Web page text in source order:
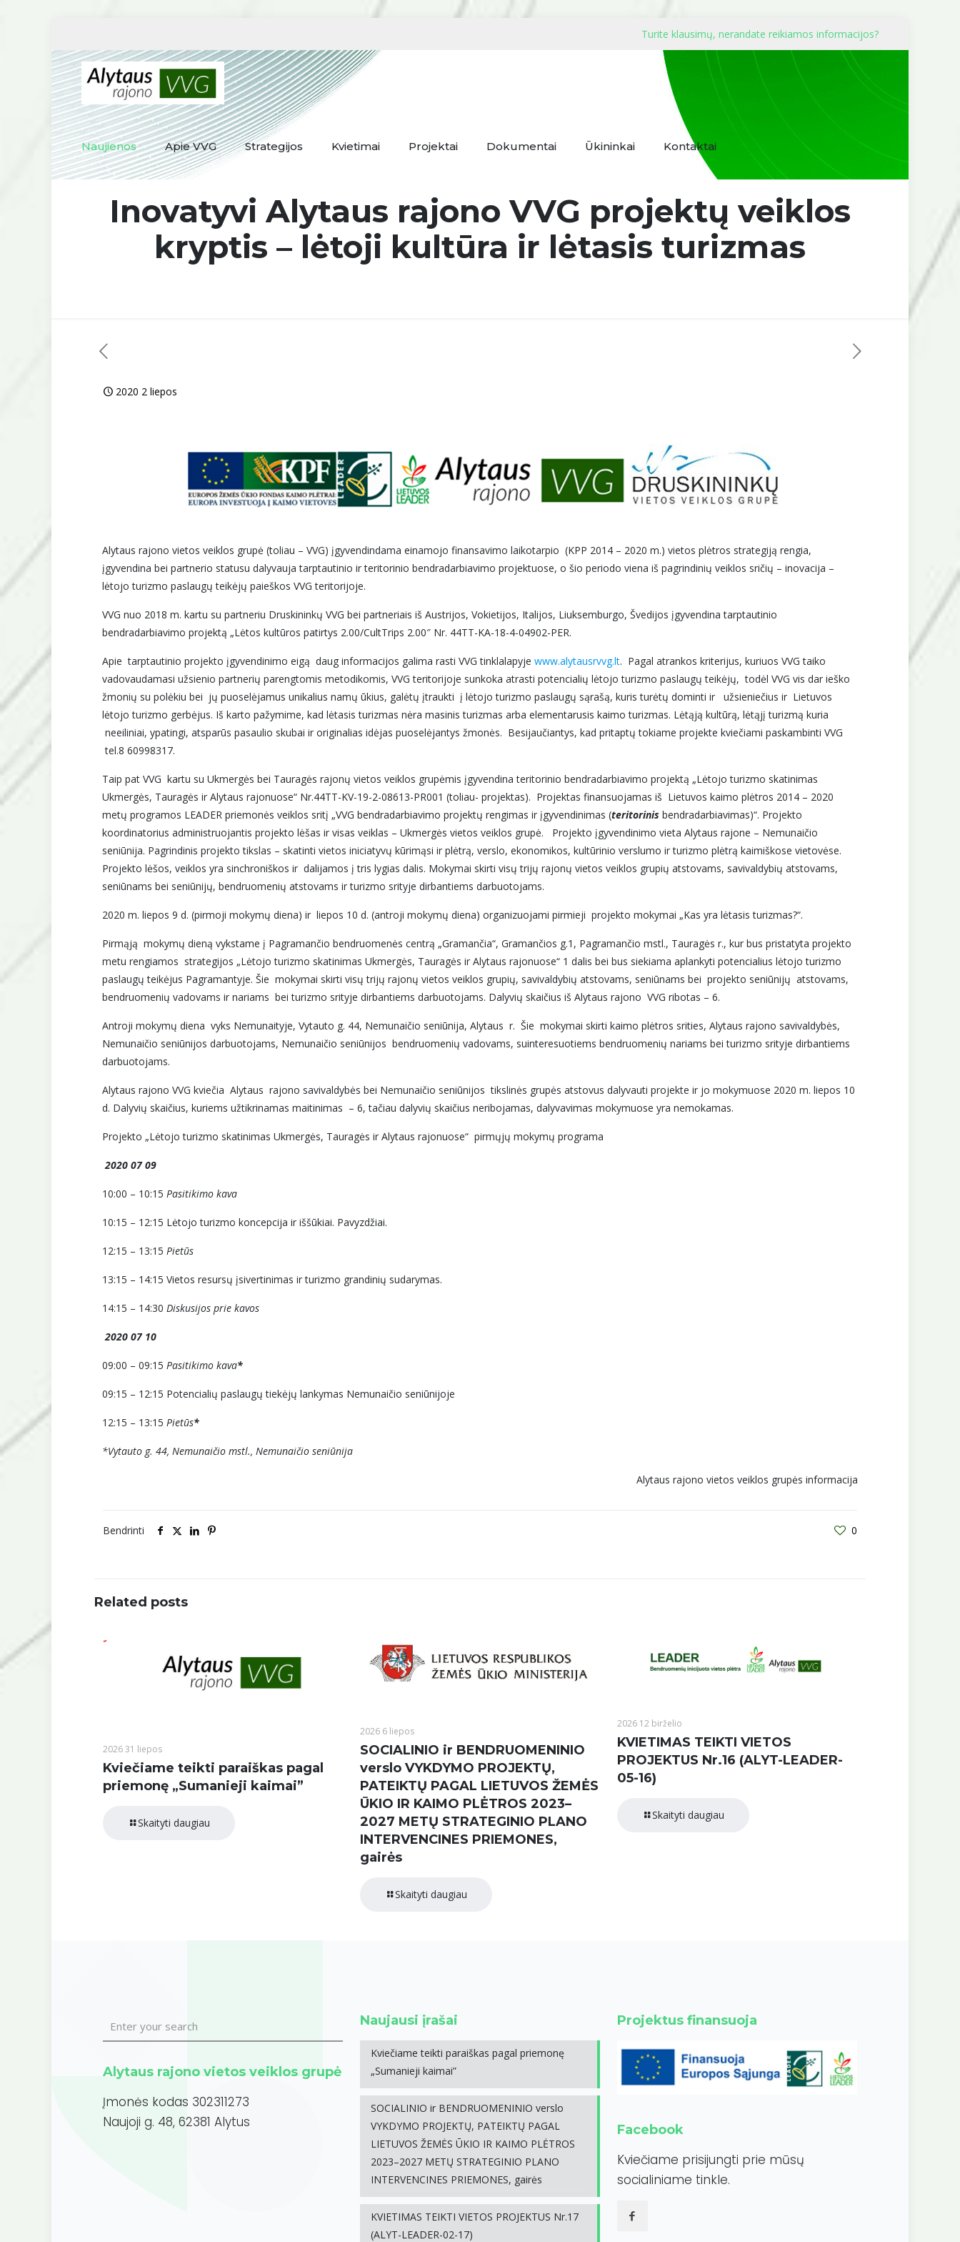
Turite klausimų, nerandate reikiamos informacijos?
Naujienos Apie VVG Strategijos Kvietimai Projektai Dokumentai Ūkininkai Kontaktai
Inovatyvi Alytaus rajono VVG projektų veiklos
kryptis – lėtoji kultūra ir lėtasis turizmas
2020 2 liepos
Alytaus rajono vietos veiklos grupė (toliau – VVG) įgyvendindama einamojo finansavimo laikotarpio (KPP 2014 – 2020 m.) vietos plėtros strategiją rengia,
įgyvendina bei partnerio statusu dalyvauja tarptautinio ir teritorinio bendradarbiavimo projektuose, o šio periodo viena iš pagrindinių veiklos sričių – inovacija –
lėtojo turizmo paslaugų teikėjų paieškos VVG teritorijoje.
VVG nuo 2018 m. kartu su partneriu Druskininkų VVG bei partneriais iš Austrijos, Vokietijos, Italijos, Liuksemburgo, Švedijos įgyvendina tarptautinio
bendradarbiavimo projektą „Lėtos kultūros patirtys 2.00/CultTrips 2.00″ Nr. 44TT-KA-18-4-04902-PER.
Apie tarptautinio projekto įgyvendinimo eigą daug informacijos galima rasti VVG tinklalapyje www.alytausrvvg.lt. Pagal atrankos kriterijus, kuriuos VVG taiko
vadovaudamasi užsienio partnerių parengtomis metodikomis, VVG teritorijoje sunkoka atrasti potencialių lėtojo turizmo paslaugų teikėjų, todėl VVG vis dar ieško
žmonių su polėkiu bei jų puoselėjamus unikalius namų ūkius, galėtų įtraukti į lėtojo turizmo paslaugų sąrašą, kuris turėtų dominti ir užsieniečius ir Lietuvos
lėtojo turizmo gerbėjus. Iš karto pažymime, kad lėtasis turizmas nėra masinis turizmas arba elementarusis kaimo turizmas. Lėtąją kultūrą, lėtąjį turizmą kuria
neeiliniai, ypatingi, atsparūs pasaulio skubai ir originalias idėjas puoselėjantys žmonės. Besijaučiantys, kad pritaptų tokiame projekte kviečiami paskambinti VVG
tel.8 60998317.
Taip pat VVG kartu su Ukmergės bei Tauragės rajonų vietos veiklos grupėmis įgyvendina teritorinio bendradarbiavimo projektą „Lėtojo turizmo skatinimas
Ukmergės, Tauragės ir Alytaus rajonuose“ Nr.44TT-KV-19-2-08613-PR001 (toliau- projektas). Projektas finansuojamas iš Lietuvos kaimo plėtros 2014 – 2020
metų programos LEADER priemonės veiklos sritį „VVG bendradarbiavimo projektų rengimas ir įgyvendinimas (teritorinis bendradarbiavimas)“. Projekto
koordinatorius administruojantis projekto lėšas ir visas veiklas – Ukmergės vietos veiklos grupė. Projekto įgyvendinimo vieta Alytaus rajone – Nemunaičio
seniūnija. Pagrindinis projekto tikslas – skatinti vietos iniciatyvų kūrimąsi ir plėtrą, verslo, ekonomikos, kultūrinio verslumo ir turizmo plėtrą kaimiškose vietovėse.
Projekto lėšos, veiklos yra sinchroniškos ir dalijamos į tris lygias dalis. Mokymai skirti visų trijų rajonų vietos veiklos grupių atstovams, savivaldybių atstovams,
seniūnams bei seniūnijų, bendruomenių atstovams ir turizmo srityje dirbantiems darbuotojams.
2020 m. liepos 9 d. (pirmoji mokymų diena) ir liepos 10 d. (antroji mokymų diena) organizuojami pirmieji projekto mokymai „Kas yra lėtasis turizmas?“.
Pirmąją mokymų dieną vykstame į Pagramančio bendruomenės centrą „Gramančia“, Gramančios g.1, Pagramančio mstl., Tauragės r., kur bus pristatyta projekto
metu rengiamos strategijos „Lėtojo turizmo skatinimas Ukmergės, Tauragės ir Alytaus rajonuose“ 1 dalis bei bus siekiama aplankyti potencialius lėtojo turizmo
paslaugų teikėjus Pagramantyje. Šie mokymai skirti visų trijų rajonų vietos veiklos grupių, savivaldybių atstovams, seniūnams bei projekto seniūnijų atstovams,
bendruomenių vadovams ir nariams bei turizmo srityje dirbantiems darbuotojams. Dalyvių skaičius iš Alytaus rajono VVG ribotas – 6.
Antroji mokymų diena vyks Nemunaityje, Vytauto g. 44, Nemunaičio seniūnija, Alytaus r. Šie mokymai skirti kaimo plėtros srities, Alytaus rajono savivaldybės,
Nemunaičio seniūnijos darbuotojams, Nemunaičio seniūnijos bendruomenių vadovams, suinteresuotiems bendruomenių nariams bei turizmo srityje dirbantiems
darbuotojams.
Alytaus rajono VVG kviečia Alytaus rajono savivaldybės bei Nemunaičio seniūnijos tikslinės grupės atstovus dalyvauti projekte ir jo mokymuose 2020 m. liepos 10
d. Dalyvių skaičius, kuriems užtikrinamas maitinimas – 6, tačiau dalyvių skaičius neribojamas, dalyvavimas mokymuose yra nemokamas.
Projekto „Lėtojo turizmo skatinimas Ukmergės, Tauragės ir Alytaus rajonuose“ pirmųjų mokymų programa
2020 07 09
10:00 – 10:15 Pasitikimo kava
10:15 – 12:15 Lėtojo turizmo koncepcija ir iššūkiai. Pavyzdžiai.
12:15 – 13:15 Pietūs
13:15 – 14:15 Vietos resursų įsivertinimas ir turizmo grandinių sudarymas.
14:15 – 14:30 Diskusijos prie kavos
2020 07 10
09:00 – 09:15 Pasitikimo kava*
09:15 – 12:15 Potencialių paslaugų tiekėjų lankymas Nemunaičio seniūnijoje
12:15 – 13:15 Pietūs*
*Vytauto g. 44, Nemunaičio mstl., Nemunaičio seniūnija
Alytaus rajono vietos veiklos grupės informacija
Bendrinti 0
Related posts
2026 31 liepos
Kviečiame teikti paraiškas pagal
priemonę „Sumanieji kaimai”
Skaityti daugiau
2026 6 liepos
SOCIALINIO ir BENDRUOMENINIO
verslo VYKDYMO PROJEKTŲ,
PATEIKTŲ PAGAL LIETUVOS ŽEMĖS
ŪKIO IR KAIMO PLĖTROS 2023–
2027 METŲ STRATEGINIO PLANO
INTERVENCINES PRIEMONES,
gairės
Skaityti daugiau
2026 12 birželio
KVIETIMAS TEIKTI VIETOS
PROJEKTUS Nr.16 (ALYT-LEADER-
05-16)
Skaityti daugiau
Alytaus rajono vietos veiklos grupė
Įmonės kodas 302311273
Naujoji g. 48, 62381 Alytus
Naujausi įrašai
Kviečiame teikti paraiškas pagal priemonę
„Sumanieji kaimai”
SOCIALINIO ir BENDRUOMENINIO verslo
VYKDYMO PROJEKTŲ, PATEIKTŲ PAGAL
LIETUVOS ŽEMĖS ŪKIO IR KAIMO PLĖTROS
2023–2027 METŲ STRATEGINIO PLANO
INTERVENCINES PRIEMONES, gairės
KVIETIMAS TEIKTI VIETOS PROJEKTUS Nr.17
(ALYT-LEADER-02-17)
Projektus finansuoja
Facebook
Kviečiame prisijungti prie mūsų
socialiniame tinkle.